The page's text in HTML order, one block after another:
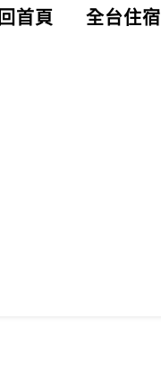
回首頁 全台住宿